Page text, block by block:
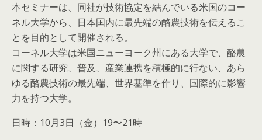
本セミナーは、同社が技術協定を結んでいる米国のコー
ネル大学から、日本国内に最先端の酪農技術を伝えるこ
とを目的として開催される。
コーネル大学は米国ニューヨーク州にある大学で、酪農
に関する研究、普及、産業連携を積極的に行ない、あら
ゆる酪農技術の最先端、世界基準を作り、国際的に影響
力を持つ大学。
日時：10月3日（金）19〜21時